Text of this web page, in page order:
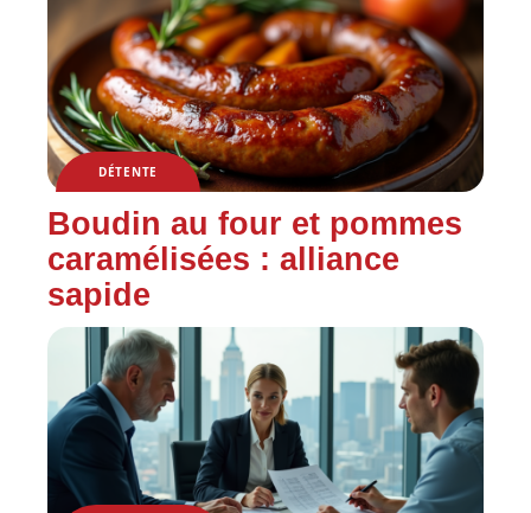
DÉTENTE
Boudin au four et pommes
caramélisées : alliance
sapide